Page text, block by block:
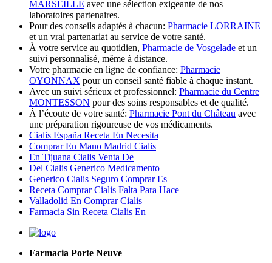
MARSEILLE avec une sélection exigeante de nos
laboratoires partenaires.
Pour des conseils adaptés à chacun: Pharmacie LORRAINE
et un vrai partenariat au service de votre santé.
À votre service au quotidien, Pharmacie de Vosgelade et un
suivi personnalisé, même à distance.
Votre pharmacie en ligne de confiance: Pharmacie
OYONNAX pour un conseil santé fiable à chaque instant.
Avec un suivi sérieux et professionnel: Pharmacie du Centre
MONTESSON pour des soins responsables et de qualité.
À l’écoute de votre santé: Pharmacie Pont du Château avec
une préparation rigoureuse de vos médicaments.
Cialis España Receta En Necesita
Comprar En Mano Madrid Cialis
En Tijuana Cialis Venta De
Del Cialis Generico Medicamento
Generico Cialis Seguro Comprar Es
Receta Comprar Cialis Falta Para Hace
Valladolid En Comprar Cialis
Farmacia Sin Receta Cialis En
Farmacia Porte Neuve